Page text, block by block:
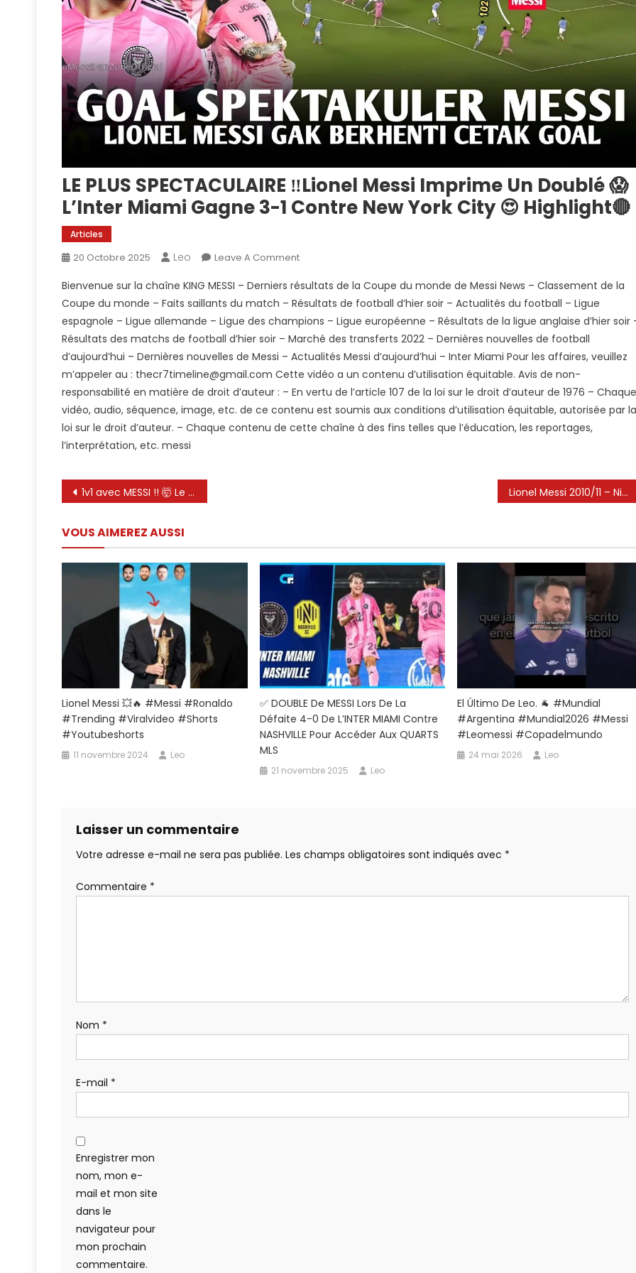
LE PLUS SPECTACULAIRE ‼️Lionel Messi Imprime Un Doublé 😱
L’Inter Miami Gagne 3-1 Contre New York City 😍 Highlight🔴
Articles
20 Octobre 2025 Leo Leave A CommentOn
PLUS
SPECTACULAIRE
‼️
Lionel
Messi
Imprime
Un
Doublé
York
City
Highlight🔴
Bienvenue sur la chaîne KING MESSI – Derniers résultats de la Coupe du monde de Messi News – Classement de la
Coupe du monde – Faits saillants du match – Résultats de football d’hier soir – Actualités du football – Ligue
espagnole – Ligue allemande – Ligue des champions – Ligue européenne – Résultats de la ligue anglaise d’hier soir
Résultats des matchs de football d’hier soir – Marché des transferts 2022 – Dernières nouvelles de football
d’aujourd’hui – Dernières nouvelles de Messi – Actualités Messi d’aujourd’hui – Inter Miami Pour les affaires, veuillez
m’appeler au : thecr7timeline@gmail.com Cette vidéo a un contenu d’utilisation équitable. Avis de non-
responsabilité en matière de droit d’auteur : – En vertu de l’article 107 de la loi sur le droit d’auteur de 1976 – Chaque
vidéo, audio, séquence, image, etc. de ce contenu est soumis aux conditions d’utilisation équitable, autorisée par la
loi sur le droit d’auteur. – Chaque contenu de cette chaîne à des fins telles que l’éducation, les reportages,
l’interprétation, etc. messi
Navigation
l’article
1v1 avec MESSI !! 🤯 Le GOAT couronne champion du monde !! 👑🐐 Lionel Messi 2010/11 – Niveau Ballon D’Or : Compétences en dribbles, buts, passes
VOUS AIMEREZ AUSSI
Lionel Messi 💥🔥 #messi #ronaldo
#trending #viralvideo #shorts
#youtubeshorts
11 novembre 2024 Leo
✅ DOUBLE De MESSI Lors De La
Défaite 4-0 De L’INTER MIAMI Contre
NASHVILLE Pour Accéder Aux QUARTS
MLS
21 novembre 2025 Leo
El Último De Leo. 🐐 #mundial
#argentina #mundial2026 #messi
#leomessi #copadelmundo
24 mai 2026 Leo
Laisser un commentaire
Votre adresse e-mail ne sera pas publiée. Les champs obligatoires sont indiqués avec *
Commentaire *
Nom *
E-mail *
Enregistrer mon
nom, mon e-
mail et mon site
dans le
navigateur pour
mon prochain
commentaire.